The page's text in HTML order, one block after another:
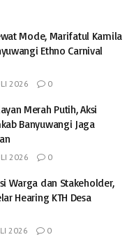
Mode, Marifatul Kamila
Ethno Carnival
2026 0
Merah Putih, Aksi
Banyuwangi Jaga
2026 0
Warga dan Stakeholder,
Hearing KTH Desa
2026 0